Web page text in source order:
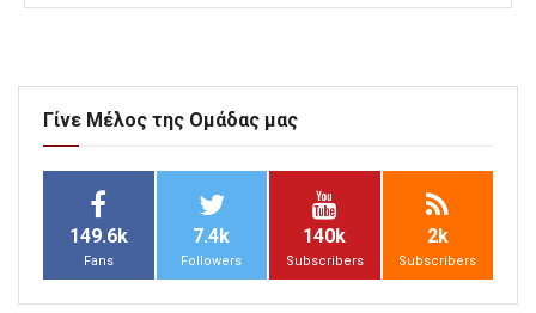
Γίνε Μέλος της Ομάδας μας
149.6k
Fans
7.4k
Followers
140k
Subscribers
2k
Subscribers